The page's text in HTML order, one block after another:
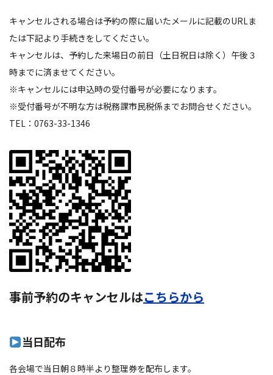
キャンセルされる場合は予約の際に届いたメールに記載のURLま
たは下記より手続きをしてください。
キャンセルは、予約した来場日の前日（土日祝日は除く）午後３
時までに済ませてください。
※キャンセルには申込時の受付番号が必要になります。
※受付番号が不明な方は税務課市民税係までお問合せください。
TEL：0763-33-1346
事前予約のキャンセルはこちらから
当日配布
各会場で当日朝８時半より整理券を配布します。